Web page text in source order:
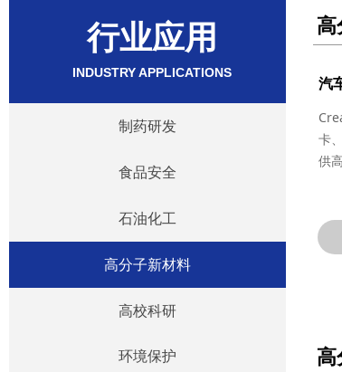
行业应用
INDUSTRY APPLICATIONS
制药研发
食品安全
石油化工
高分子新材料
高校科研
环境保护
高
汽
卡
供
高